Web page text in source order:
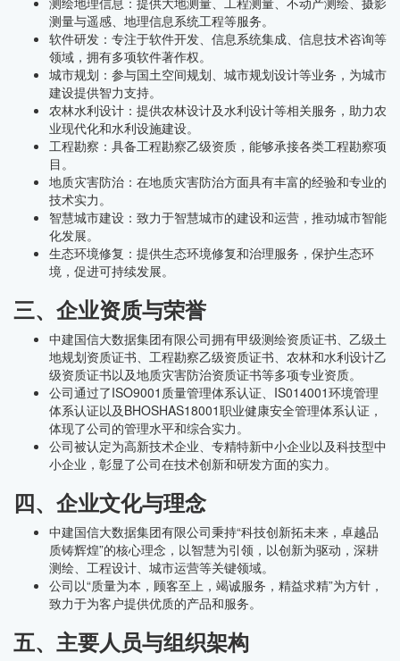
测量与遥感、地理信息系统工程等服务。
软件研发：专注于软件开发、信息系统集成、信息技术咨询等
领域，拥有多项软件著作权。
城市规划：参与国土空间规划、城市规划设计等业务，为城市
建设提供智力支持。
农林水利设计：提供农林设计及水利设计等相关服务，助力农
业现代化和水利设施建设。
工程勘察：具备工程勘察乙级资质，能够承接各类工程勘察项
目。
地质灾害防治：在地质灾害防治方面具有丰富的经验和专业的
技术实力。
智慧城市建设：致力于智慧城市的建设和运营，推动城市智能
化发展。
生态环境修复：提供生态环境修复和治理服务，保护生态环
境，促进可持续发展。
三、企业资质与荣誉
中建国信大数据集团有限公司拥有甲级测绘资质证书、乙级土
地规划资质证书、工程勘察乙级资质证书、农林和水利设计乙
级资质证书以及地质灾害防治资质证书等多项专业资质。
公司通过了ISO9001质量管理体系认证、IS014001环境管理
体系认证以及BHOSHAS18001职业健康安全管理体系认证，
体现了公司的管理水平和综合实力。
公司被认定为高新技术企业、专精特新中小企业以及科技型中
小企业，彰显了公司在技术创新和研发方面的实力。
四、企业文化与理念
中建国信大数据集团有限公司秉持“科技创新拓未来，卓越品
质铸辉煌”的核心理念，以智慧为引领，以创新为驱动，深耕
测绘、工程设计、城市运营等关键领域。
公司以“质量为本，顾客至上，竭诚服务，精益求精”为方针，
致力于为客户提供优质的产品和服务。
五、主要人员与组织架构